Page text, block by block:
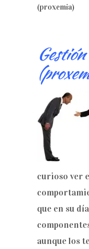
(proxemia)
curioso ver
que en su
aunque los